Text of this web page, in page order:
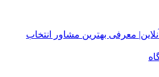
معرفی بهترین مشاور انتخاب